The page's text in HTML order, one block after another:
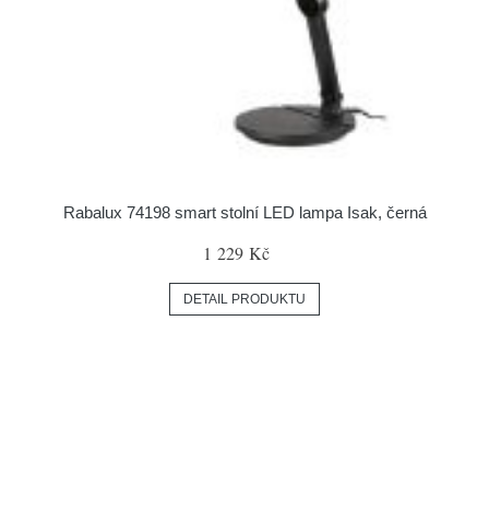
Rabalux 74198 smart stolní LED lampa Isak, černá
1 229 Kč
DETAIL PRODUKTU